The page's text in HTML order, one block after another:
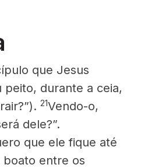
que Jesus
peito, durante a ceia,
21Vendo-o,
dele?”.
que ele fique até
entre os